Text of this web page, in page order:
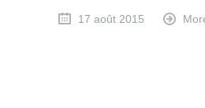
17 août 2015